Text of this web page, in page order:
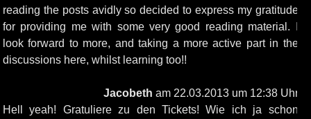
reading the posts avidly so decided to express my gratitude
for providing me with some very good reading material. I
look forward to more, and taking a more active part in the
discussions here, whilst learning too!!
Jacobeth am 22.03.2013 um 12:38 Uhr
Hell yeah! Gratuliere zu den Tickets! Wie ich ja schon